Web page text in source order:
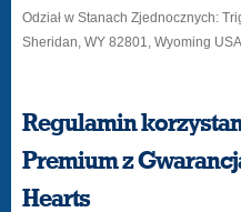
Odział w Stanach Zjednocznych:
Sheridan, WY 82801, Wyoming
Regulamin
Premium z
Hearts